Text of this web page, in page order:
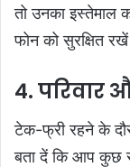
तो उनका इस्तेमाल
फोन को सुरक्षित
4. परिवार
टेक-फ्री रहने के
बता दें कि आप कुछ